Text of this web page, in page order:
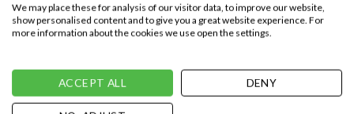
We may place these for analysis of our visitor data, to improve our website,
show personalised content and to give you a great website experience. For
more information about the cookies we use open the settings.
ACCEPT ALL DENY